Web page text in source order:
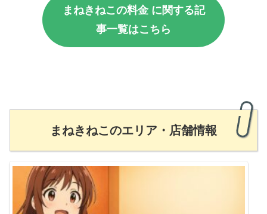
まねきねこの料金 に関する記
事一覧はこちら
まねきねこのエリア・店舗情報